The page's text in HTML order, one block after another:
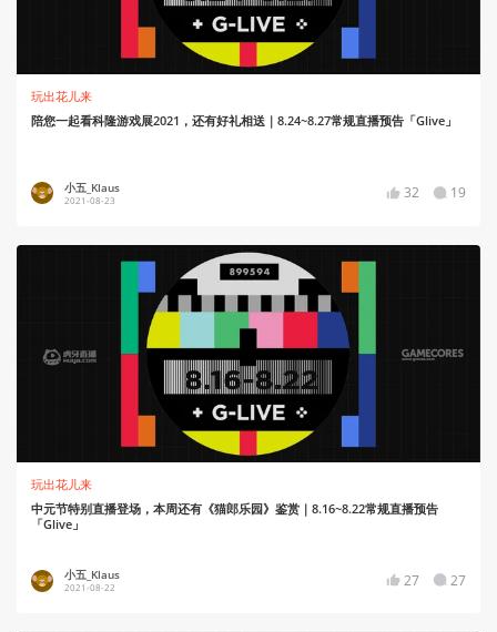
玩出花儿来
陪您一起看科隆游戏展2021，还有好礼相送｜8.24~8.27常规直播预告「Glive」
小五_Klaus
2021-08-23 32 19
玩出花儿来
中元节特别直播登场，本周还有《猫郎乐园》鉴赏｜8.16~8.22常规直播预告
「Glive」
小五_Klaus
2021-08-22 27 27